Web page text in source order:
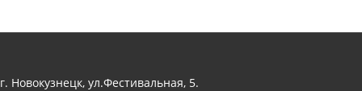
г. Новокузнецк, ул.Фестивальная, 5.